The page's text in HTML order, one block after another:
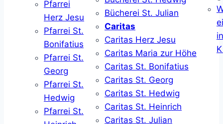
Pfarrei
Herz Jesu
Pfarrei St.
Bonifatius
Pfarrei St.
Georg
Pfarrei St.
Hedwig
Pfarrei St.
Bücherei St. Julian
Caritas
Caritas Herz Jesu
Caritas Maria zur Höhe
Caritas St. Bonifatius
Caritas St. Georg
Caritas St. Hedwig
Caritas St. Heinrich
Caritas St. Julian